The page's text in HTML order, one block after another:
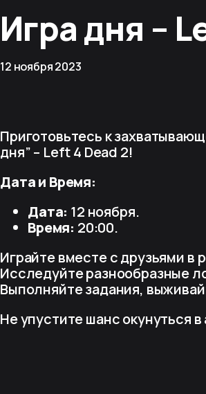
Игра дня –
12 ноября 2023
Приготовьтесь к
дня” – Left 4 Dead 2!
Дата и Время:
Дата: 12 ноября.
Время: 20:00.
Играйте вместе с друзьями в
Исследуйте разнообразные
Выполняйте задания,
Не упустите шанс окунуться